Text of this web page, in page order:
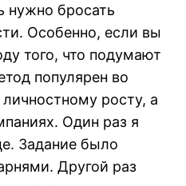
нужно бросать
Особенно, если вы
того, что подумают
популярен во
росту, а
Один раз я
Задание было
Другой раз